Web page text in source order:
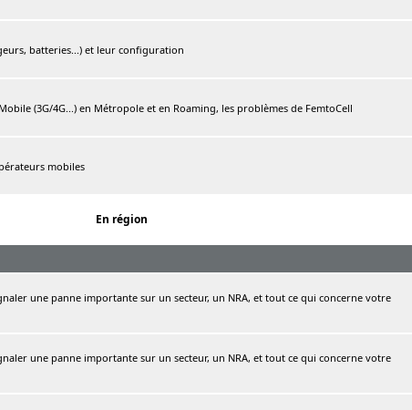
batteries...) et leur configuration
(3G/4G...) en Métropole et en Roaming, les problèmes de FemtoCell
mobiles
En région
une panne importante sur un secteur, un NRA, et tout ce qui concerne votre
une panne importante sur un secteur, un NRA, et tout ce qui concerne votre